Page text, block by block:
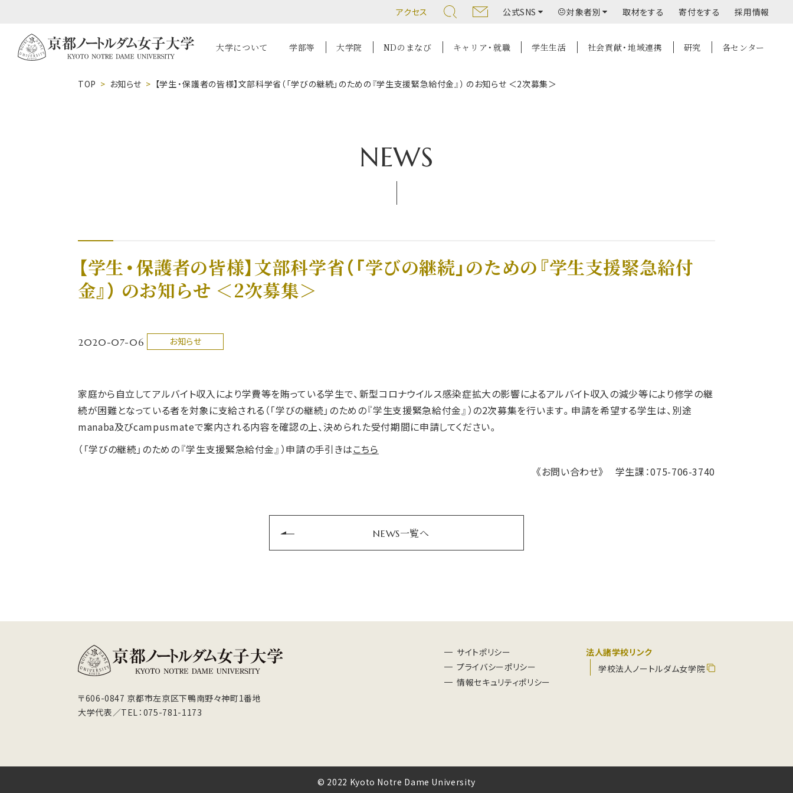
アクセス 公式SNS 対象者別 取材をする 寄付をする 採用情報
大学について 学部等 大学院 NDのまなび キャリア・就職 学生生活 社会貢献・地域連携 研究 各センター
TOP お知らせ 【学生・保護者の皆様】文部科学省（「学びの継続」のための『学生支援緊急給付金』） のお知らせ ＜2次募集＞
NEWS
【学生・保護者の皆様】文部科学省（「学びの継続」のための『学生支援緊急給付
金』） のお知らせ ＜2次募集＞
2020-07-06 お知らせ
家庭から自立してアルバイト収入により学費等を賄っている学生で、新型コロナウイルス感染症拡大の影響によるアルバイト収入の減少等により修学の継
続が困難となっている者を対象に支給される（「学びの継続」のための『学生支援緊急給付金』）の2次募集を行います。申請を希望する学生は、別途
manaba及びcampusmateで案内される内容を確認の上、決められた受付期間に申請してください。
（「学びの継続」のための『学生支援緊急給付金』）申請の手引きはこちら
《お問い合わせ》 学生課：075-706-3740
NEWS一覧へ
〒606-0847 京都市左京区下鴨南野々神町1番地
大学代表／TEL：075-781-1173
サイトポリシー
プライバシーポリシー
情報セキュリティポリシー
法人諸学校リンク
学校法人ノートルダム女学院
© 2022 Kyoto Notre Dame University